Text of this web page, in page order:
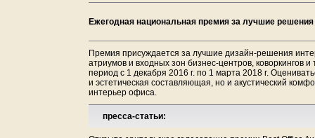
Ежегодная национальная премия за лучшие решения
Премия присуждается за лучшие дизайн-решения
атриумов и входных зон бизнес-центров, коворкингов
период с 1 декабря 2016 г. по 1 марта 2018 г.
и эстетическая составляющая, но и акустический
интерьер офиса.
пресса-статьи: